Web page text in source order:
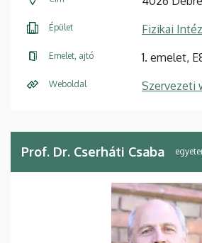
Épület Fizikai
Emelet, ajtó 1. emelet,
Weboldal Szervezeti
Prof. Dr. Cserháti Csaba